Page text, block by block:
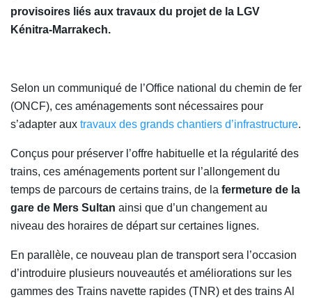
provisoires liés aux travaux du projet de la LGV
Kénitra-Marrakech.
Selon un communiqué de l’Office national du chemin de fer
(ONCF), ces aménagements sont nécessaires pour
s’adapter aux travaux des grands chantiers d’infrastructure.
Conçus pour préserver l’offre habituelle et la régularité des
trains, ces aménagements portent sur l’allongement du
temps de parcours de certains trains, de la fermeture de la
gare de Mers Sultan ainsi que d’un changement au
niveau des horaires de départ sur certaines lignes.
En parallèle, ce nouveau plan de transport sera l’occasion
d’introduire plusieurs nouveautés et améliorations sur les
gammes des Trains navette rapides (TNR) et des trains Al